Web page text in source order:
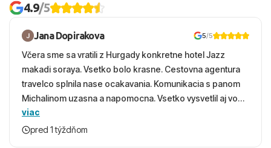
4.9/5
Jana Dopirakova 5/5
Včera sme sa vratili z Hurgady konkretne hotel Jazz
makadi soraya. Vsetko bolo krasne. Cestovna agentura
travelco splnila nase ocakavania. Komunikacia s panom
Michalinom uzasna a napomocna. Vsetko vysvetlil aj vo
vecernych hodinach zaco sa ospravedlnujem. Hotel
krasny, cisty. Sluzby top. Strava, prostredie, more,
viac
pred 1 týždňom